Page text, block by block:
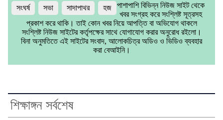
সংঘর্ষ
সভা সাদাপাথর হজ
পাশাপাশি বিভিন্ন নিউজ সাইট থেকে
খবর সংগ্রহ করে সংশ্লিষ্ট সূত্রসহ
প্রকাশ করে থাকি। তাই কোন খবর নিয়ে আপত্তি বা অভিযোগ থাকলে
সংশ্লিষ্ট নিউজ সাইটের কর্তৃপক্ষের সাথে যোগাযোগ করার অনুরোধ রইলো।
বিনা অনুমতিতে এই সাইটের সংবাদ, আলোকচিত্র অডিও ও ভিডিও ব্যবহার
করা বেআইনি।
শিক্ষাঙ্গন সর্বশেষ